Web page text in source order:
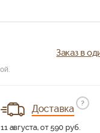
Заказ в
Доставка
?
11 августа, от 590 руб.